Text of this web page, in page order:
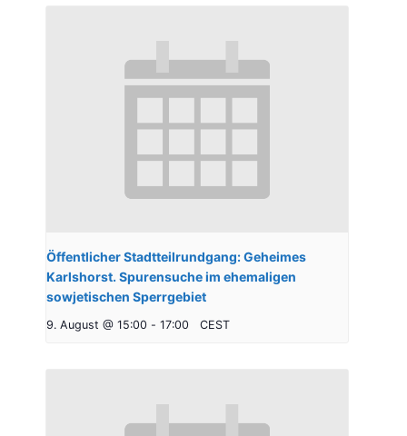
Öffentlicher Stadtteilrundgang: Geheimes
Karlshorst. Spurensuche im ehemaligen
sowjetischen Sperrgebiet
9. August @ 15:00 - 17:00 CEST